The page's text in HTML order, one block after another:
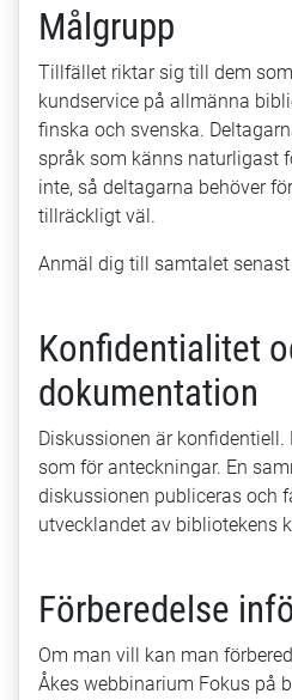
Målgrupp
Tillfället riktar sig till dem
kundservice på allmänna
finska och svenska.
språk som känns naturligast
inte, så deltagarna behöver
tillräckligt väl.
Anmäl dig till samtalet
Konfidentialitet
dokumentation
Diskussionen är konfidentiell.
som för anteckningar. En
diskussionen publiceras och
utvecklandet av bibliotekens
Förberedelse
Om man vill kan man
Åkes webbinarium Fokus på